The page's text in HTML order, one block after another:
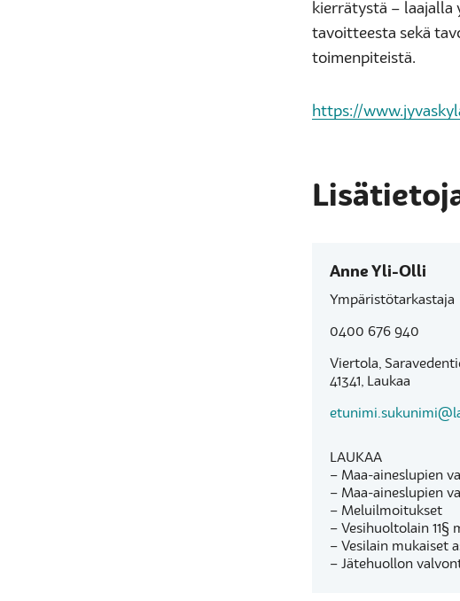
kierrätystä – laajalla
tavoitteesta sekä
toimenpiteistä.
https://
Anne Yli-Olli
Ympäristötarkastaja
0400 676 940
Viertola,
41341, Laukaa
LAUKAA
– Maa-aineslupien
– Maa-aineslupien
– Meluilmoitukset
– Vesihuoltolain 11§
– Vesilain mukaiset
– Jätehuollon